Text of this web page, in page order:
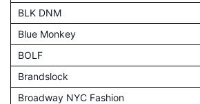
BLK DNM
Blue Monkey
BOLF
Brandslock
Broadway NYC Fashion